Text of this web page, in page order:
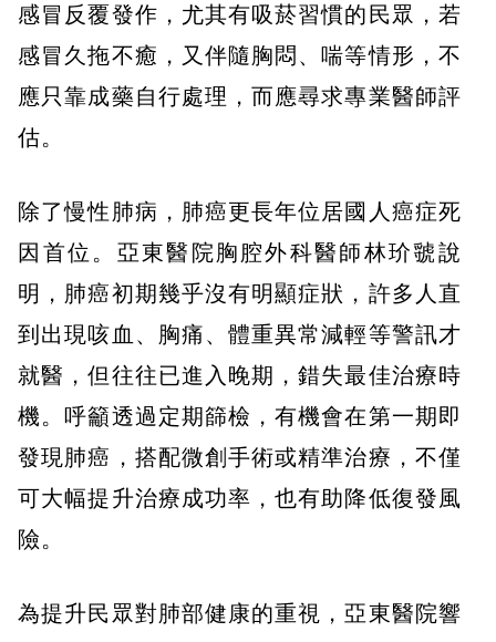
感冒反覆發作，尤其有吸菸習慣的民眾，若
感冒久拖不癒，又伴隨胸悶、喘等情形，不
應只靠成藥自行處理，而應尋求專業醫師評
估。
除了慢性肺病，肺癌更長年位居國人癌症死
因首位。亞東醫院胸腔外科醫師林玠虢說
明，肺癌初期幾乎沒有明顯症狀，許多人直
到出現咳血、胸痛、體重異常減輕等警訊才
就醫，但往往已進入晚期，錯失最佳治療時
機。呼籲透過定期篩檢，有機會在第一期即
發現肺癌，搭配微創手術或精準治療，不僅
可大幅提升治療成功率，也有助降低復發風
險。
為提升民眾對肺部健康的重視，亞東醫院響